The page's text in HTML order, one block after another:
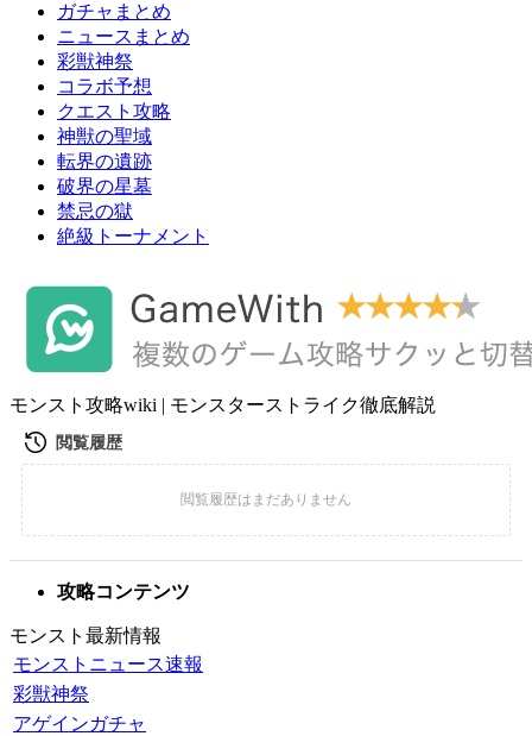
ガチャまとめ
ニュースまとめ
彩獣神祭
コラボ予想
クエスト攻略
神獣の聖域
転界の遺跡
破界の星墓
禁忌の獄
絶級トーナメント
モンスト攻略wiki | モンスターストライク徹底解説
攻略コンテンツ
モンスト最新情報
モンストニュース速報
彩獣神祭
アゲインガチャ